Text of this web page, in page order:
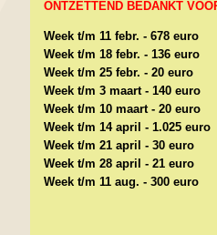
ONTZETTEND BEDANKT
Week t/m 11 febr. - 678 euro
Week t/m 18 febr. - 136 euro
Week t/m 25 febr. - 20 euro
Week t/m 3 maart - 140 euro
Week t/m 10 maart - 20 euro
Week t/m 14 april - 1.025 euro
Week t/m 21 april - 30 euro
Week t/m 28 april - 21 euro
Week t/m 11 aug. - 300 euro